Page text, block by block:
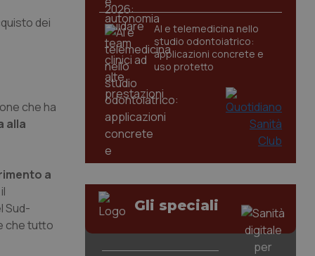
dei
che ha
alla
a
Sud-
che tutto
AI e telemedicina nello
studio odontoiatrico:
applicazioni concrete e
uso protetto
Gli speciali